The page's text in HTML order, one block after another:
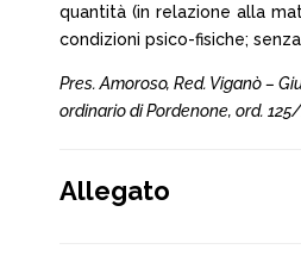
quantità (in relazione alla
condizioni psico-fisiche;
Pres. Amoroso, Red. Viganò –
ordinario di Pordenone, ord.
Allegato